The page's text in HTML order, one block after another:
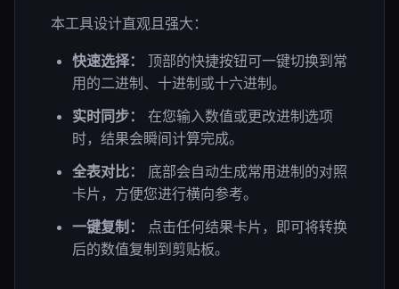
本工具设计直观且强大：
快速选择：
顶部的快捷按钮可一键切换到常
用的二进制、十进制或十六进制。
实时同步：
在您输入数值或更改进制选项
时，结果会瞬间计算完成。
全表对比：
底部会自动生成常用进制的对照
卡片，方便您进行横向参考。
一键复制：
点击任何结果卡片，即可将转换
后的数值复制到剪贴板。